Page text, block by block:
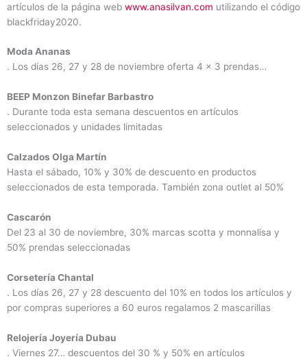
artículos de la página web www.anasilvan.com utilizando el código
blackfriday2020.
Moda Ananas
. Los días 26, 27 y 28 de noviembre oferta 4 x 3 prendas…
BEEP Monzon Binefar Barbastro
. Durante toda esta semana descuentos en artículos
seleccionados y unidades limitadas
Calzados Olga Martín
Hasta el sábado, 10% y 30% de descuento en productos
seleccionados de esta temporada. También zona outlet al 50%
Cascarón
Del 23 al 30 de noviembre, 30% marcas scotta y monnalisa y
50% prendas seleccionadas
Corsetería Chantal
. Los días 26, 27 y 28 descuento del 10% en todos los artículos y
por compras superiores a 60 euros regalamos 2 mascarillas
Relojería Joyería Dubau
. Viernes 27… descuentos del 30 % y 50% en artículos